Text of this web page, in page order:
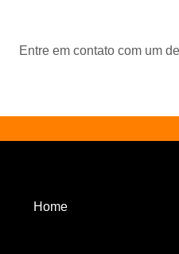
Entre em contato com um
Home